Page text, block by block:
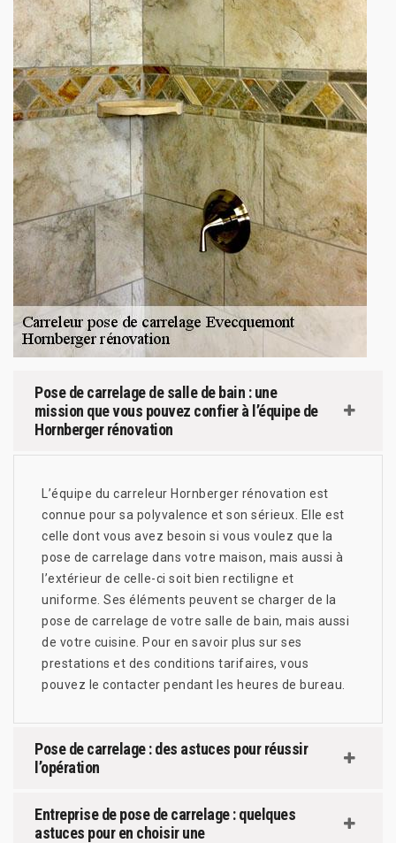
Pose de carrelage de salle de bain : une
mission que vous pouvez confier à l’équipe de
Hornberger rénovation
L’équipe du carreleur Hornberger rénovation est
connue pour sa polyvalence et son sérieux. Elle est
celle dont vous avez besoin si vous voulez que la
pose de carrelage dans votre maison, mais aussi à
l’extérieur de celle-ci soit bien rectiligne et
uniforme. Ses éléments peuvent se charger de la
pose de carrelage de votre salle de bain, mais aussi
de votre cuisine. Pour en savoir plus sur ses
prestations et des conditions tarifaires, vous
pouvez le contacter pendant les heures de bureau.
Pose de carrelage : des astuces pour réussir
l’opération
Entreprise de pose de carrelage : quelques
astuces pour en choisir une